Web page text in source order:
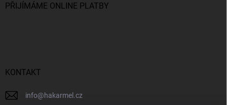
PŘIJÍMÁME ONLINE PLATBY
KONTAKT
info@hakarmel.cz